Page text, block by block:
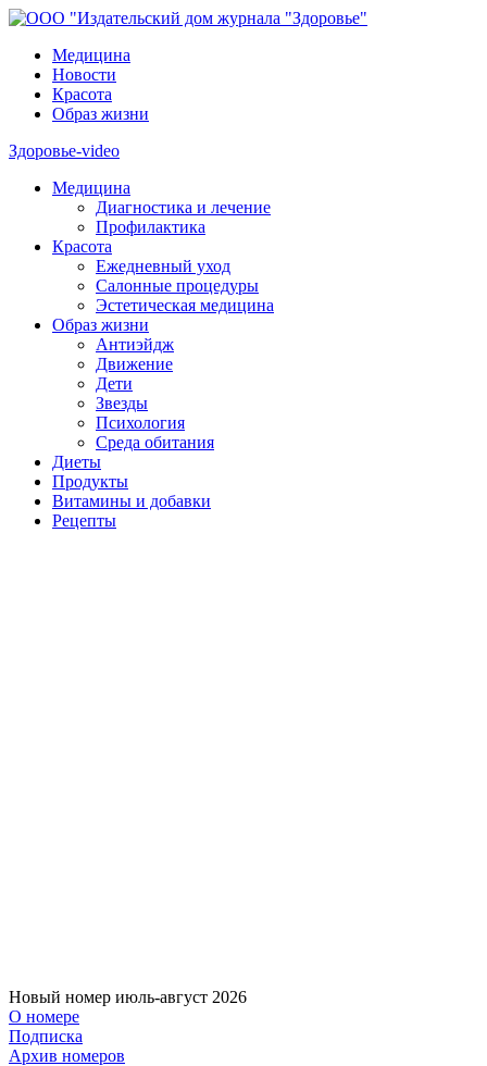
Медицина
Новости
Красота
Образ жизни
Здоровье-video
Медицина
Диагностика и лечение
Профилактика
Красота
Ежедневный уход
Салонные процедуры
Эстетическая медицина
Образ жизни
Антиэйдж
Движение
Дети
Звезды
Психология
Среда обитания
Диеты
Продукты
Витамины и добавки
Рецепты
Новый номер июль-август 2026
О номере
Подписка
Архив номеров